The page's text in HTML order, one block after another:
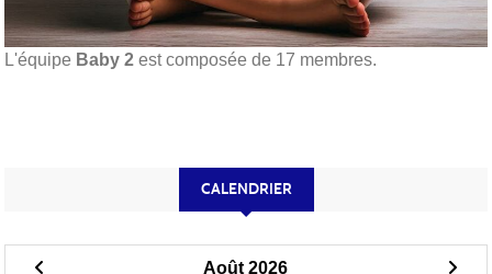
L'équipe Baby 2 est composée de 17 membres.
CALENDRIER
Août 2026